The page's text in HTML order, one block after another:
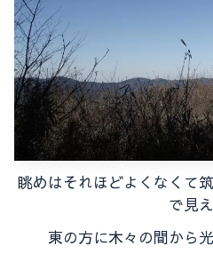
眺めはそれほどよくなくて
で見
東の方に木々の間から